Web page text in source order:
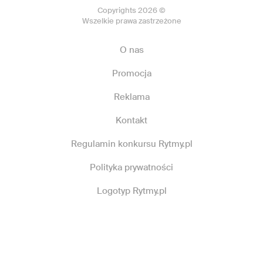
Copyrights 2026 ©
Wszelkie prawa zastrzeżone
O nas
Promocja
Reklama
Kontakt
Regulamin konkursu Rytmy.pl
Polityka prywatności
Logotyp Rytmy.pl